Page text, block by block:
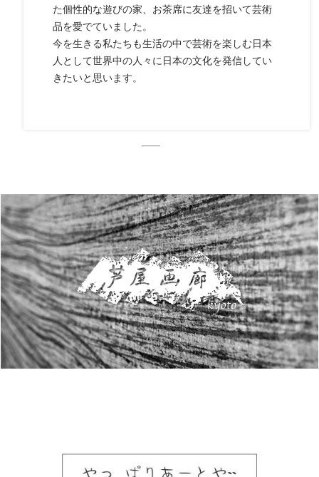
た個性的な遊びの家、お茶席に友達を招いて芸術
品を愛でていました。
今を生きる私たちも生活の中で芸術を楽しむ日本
人として世界中の人々に日本の文化を発信してい
きたいと思います。